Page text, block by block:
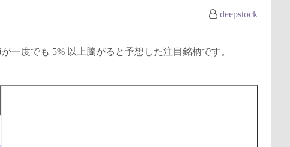
deepstock
一度でも 5% 以上騰がると予想した注目銘柄です。